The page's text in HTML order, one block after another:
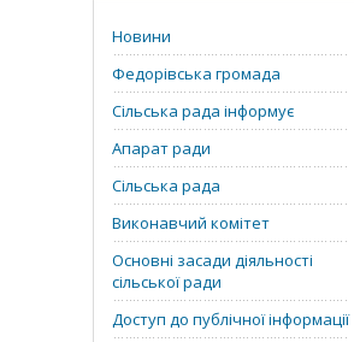
Новини
Федорівська громада
Сільська рада інформує
Апарат ради
Сільська рада
Виконавчий комітет
Основні засади діяльності
сільської ради
Доступ до публічної інформації